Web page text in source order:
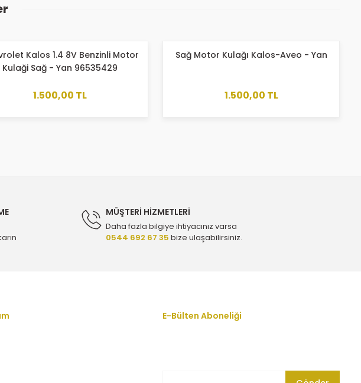
Kalos 1.4 8V Benzinli Motor
Kulaği Sağ - Yan 96535429
1.500,00 TL
Sağ Motor Kulağı Kalos-Aveo - Yan
1.500,00 TL
MÜŞTERİ HİZMETLERİ
Daha fazla bilgiye ihtiyacınız varsa
0544 692 67 35 bize ulaşabilirsiniz.
E-Bülten Aboneliği